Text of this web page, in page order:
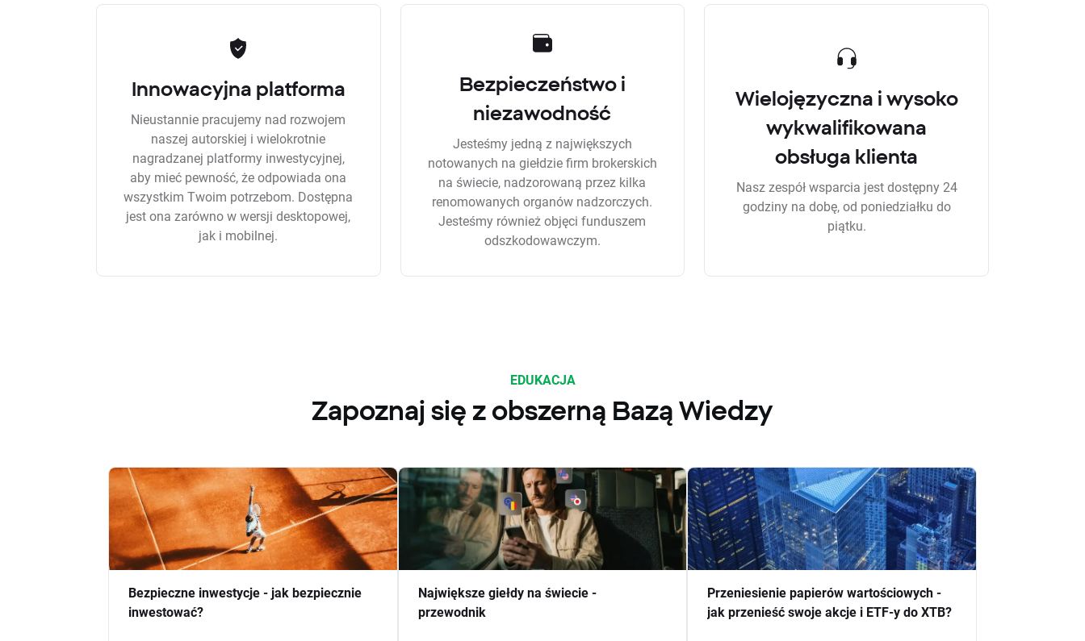
Innowacyjna platforma
Nieustannie pracujemy nad rozwojem
naszej autorskiej i wielokrotnie
nagradzanej platformy inwestycyjnej,
aby mieć pewność, że odpowiada ona
wszystkim Twoim potrzebom. Dostępna
jest ona zarówno w wersji desktopowej,
jak i mobilnej.
Bezpieczeństwo i
niezawodność
Jesteśmy jedną z największych
notowanych na giełdzie firm brokerskich
na świecie, nadzorowaną przez kilka
renomowanych organów nadzorczych.
Jesteśmy również objęci funduszem
odszkodowawczym.
Wielojęzyczna i wysoko
wykwalifikowana
obsługa klienta
Nasz zespół wsparcia jest dostępny 24
godziny na dobę, od poniedziałku do
piątku.
EDUKACJA
Zapoznaj się z obszerną Bazą Wiedzy
Bezpieczne inwestycje - jak bezpiecznie
inwestować?
Największe giełdy na świecie -
przewodnik
Przeniesienie papierów wartościowych -
jak przenieść swoje akcje i ETF-y do XTB?